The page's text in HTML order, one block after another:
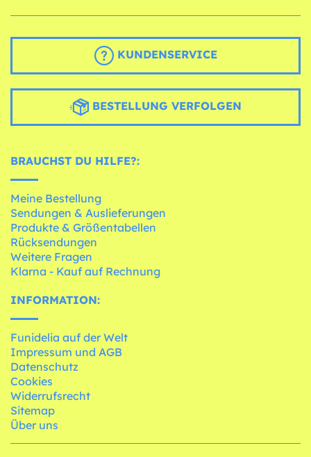
KUNDENSERVICE
BESTELLUNG VERFOLGEN
BRAUCHST DU HILFE?:
Meine Bestellung
Sendungen & Auslieferungen
Produkte & Größentabellen
Rücksendungen
Weitere Fragen
Klarna - Kauf auf Rechnung
INFORMATION:
Funidelia auf der Welt
Impressum und AGB
Datenschutz
Cookies
Widerrufsrecht
Sitemap
Über uns